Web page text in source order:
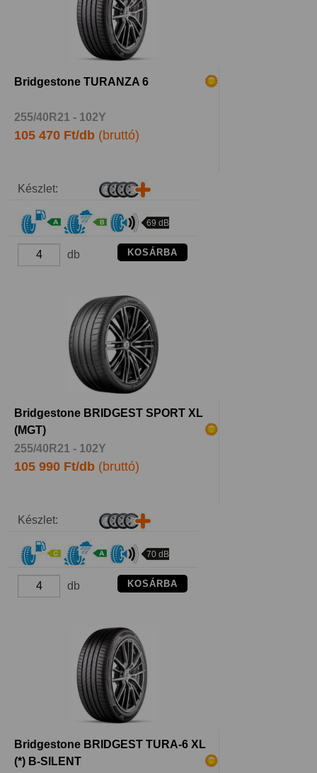
Bridgestone TURANZA 6
255/40R21 - 102Y
105 470 Ft/db (bruttó)
Készlet:
69 dB
db KOSÁRBA
Bridgestone BRIDGEST SPORT XL
(MGT)
255/40R21 - 102Y
105 990 Ft/db (bruttó)
Készlet:
70 dB
db KOSÁRBA
Bridgestone BRIDGEST TURA-6 XL
(*) B-SILENT